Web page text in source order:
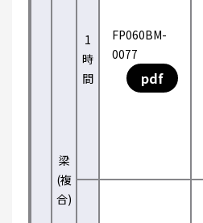
梁
(複
合)
1
時
間
FP060BM-
0077
pdf